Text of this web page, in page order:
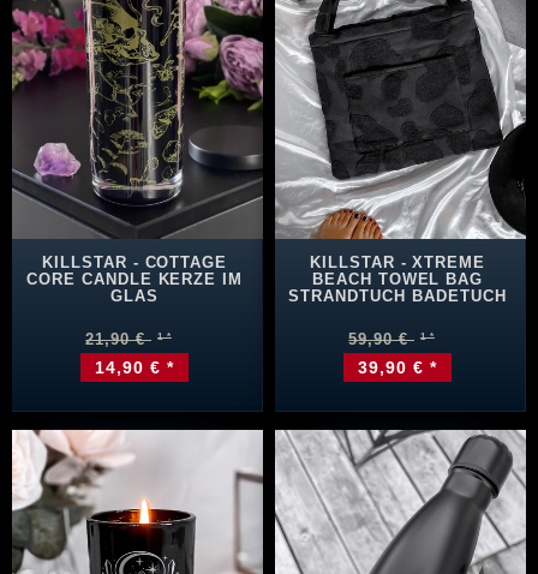
KILLSTAR - COTTAGE
CORE CANDLE KERZE IM
GLAS
21,90 €
14,90 € *
KILLSTAR - XTREME
BEACH TOWEL BAG
STRANDTUCH BADETUCH
59,90 €
39,90 € *